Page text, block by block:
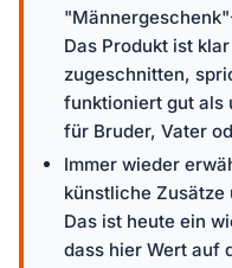
Das Produkt ist
zugeschnitten,
funktioniert gut als
für Bruder, Vater
Immer wieder
künstliche Zusätze
Das ist heute ein
dass hier Wert auf